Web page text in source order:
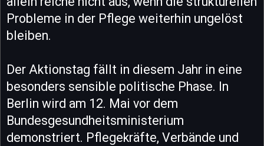
Probleme in der Pflege weiterhin ungelöst
bleiben.
Der Aktionstag fällt in diesem Jahr in eine
besonders sensible politische Phase. In
Berlin wird am 12. Mai vor dem
Bundesgesundheitsministerium
demonstriert. Pflegekräfte, Verbände und